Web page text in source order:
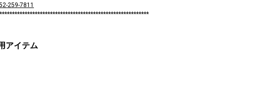
259-7811
アイテム